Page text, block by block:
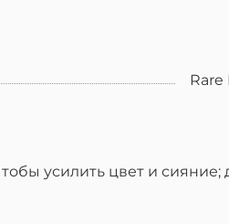
Rare
усилить цвет и сияние;